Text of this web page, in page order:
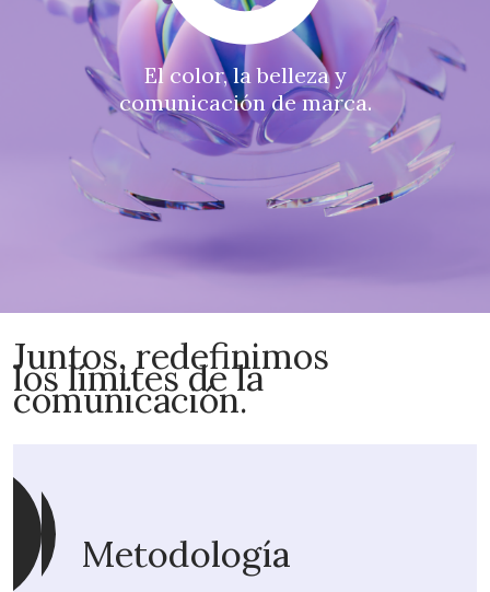
El color, la belleza y
comunicación de marca.
Juntos, redefinimos
los límites de la
comunicación.
Metodología